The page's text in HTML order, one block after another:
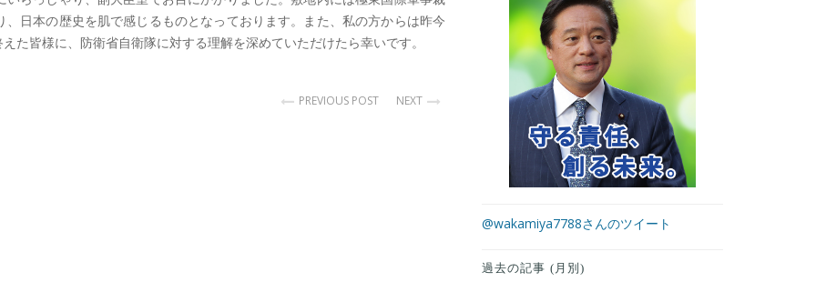
日本の歴史を肌で感じるものとなっております。また、私の方からは昨今
た皆様に、防衛省自衛隊に対する理解を深めていただけたら幸いです。
PREVIOUS POST NEXT
@wakamiya7788さんのツイート
過去の記事 (月別)